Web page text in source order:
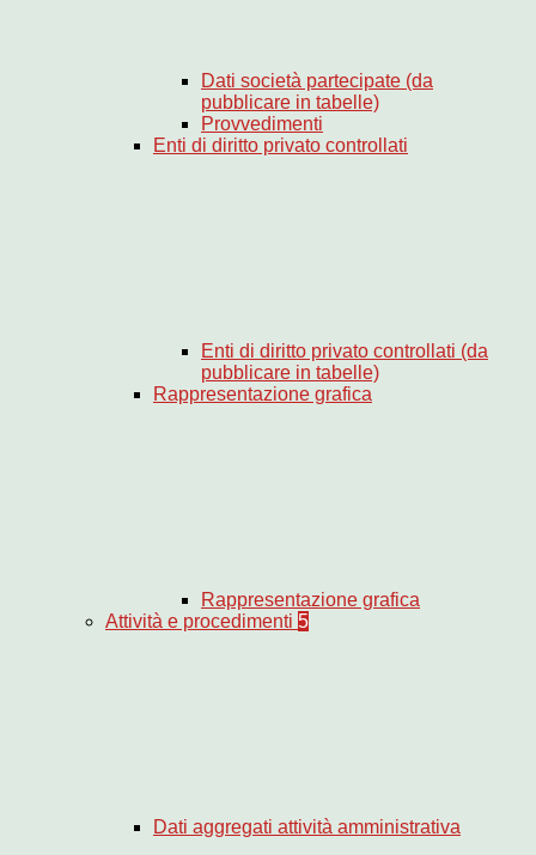
Dati società partecipate (da
pubblicare in tabelle)
Provvedimenti
Enti di diritto privato controllati
Enti di diritto privato controllati (da
pubblicare in tabelle)
Rappresentazione grafica
Rappresentazione grafica
Attività e procedimenti 5
Dati aggregati attività amministrativa